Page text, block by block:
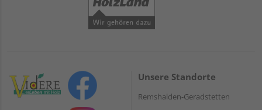
Unsere Standorte
Remshalden-Geradstetten